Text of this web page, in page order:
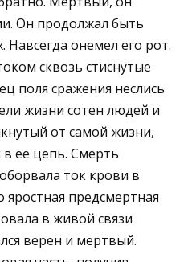
Он продолжал быть
онемел его рот.
сквозь стиснутые
поля сражения неслись
жизни сотен людей и
от самой жизни,
ее цепь. Смерть
ток крови в
яростная предсмертная
в живой связи
верен и мертвый.